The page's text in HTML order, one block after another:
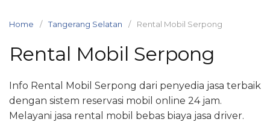
Home Tangerang Selatan Rental Mobil Serpong
Rental Mobil Serpong
Info Rental Mobil Serpong dari penyedia jasa terbaik
dengan sistem reservasi mobil online 24 jam.
Melayani jasa rental mobil bebas biaya jasa driver.